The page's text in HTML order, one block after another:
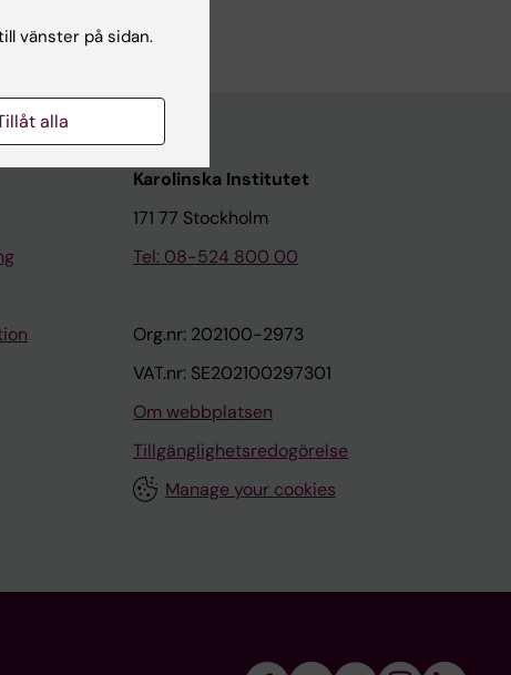
Karolinska Institutet
171 77 Stockholm
Tel: 08-524 800 00
Org.nr: 202100-2973
VAT.nr: SE202100297301
Om webbplatsen
Tillgänglighetsredogörelse
Manage your cookies
vänster på sidan.
alla